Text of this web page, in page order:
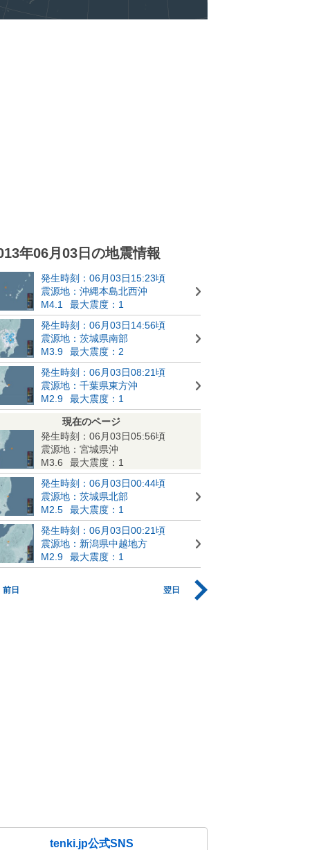
年06月03日の地震情報
発生時刻：06月03日15:23頃
震源地：沖縄本島北西沖
M4.1
最大震度：1
発生時刻：06月03日14:56頃
震源地：茨城県南部
M3.9
最大震度：2
発生時刻：06月03日08:21頃
震源地：千葉県東方沖
M2.9
最大震度：1
現在のページ
発生時刻：06月03日05:56頃
震源地：宮城県沖
M3.6
最大震度：1
発生時刻：06月03日00:44頃
震源地：茨城県北部
M2.5
最大震度：1
発生時刻：06月03日00:21頃
震源地：新潟県中越地方
M2.9
最大震度：1
前日 翌日
tenki.jp公式SNS